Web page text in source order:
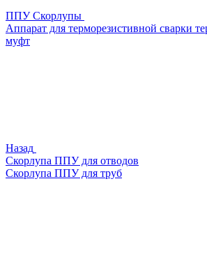
ППУ Скорлупы
Аппарат для терморезистивной сварки
муфт
Назад
Скорлупа ППУ для отводов
Скорлупа ППУ для труб